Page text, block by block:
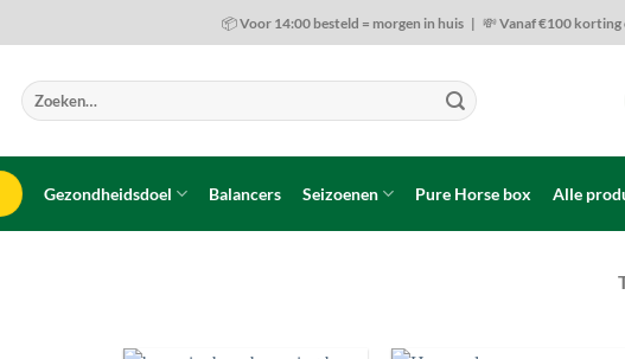
📦 Voor 14:00 besteld = morgen in huis | 💸 Vanaf €100 korting
Zoeken
naar:
Gezondheidsdoel Balancers Seizoenen Pure Horse box Alle